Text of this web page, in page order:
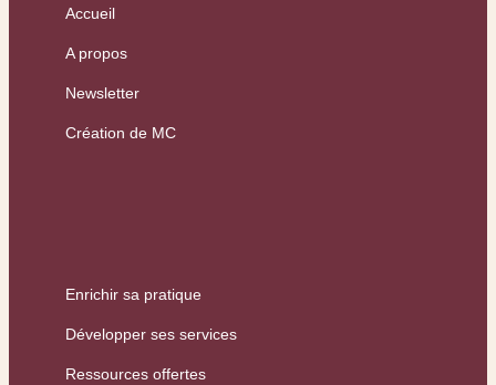
Accueil
A propos
Newsletter
Création de MC
Enrichir sa pratique
Développer ses services
Ressources offertes